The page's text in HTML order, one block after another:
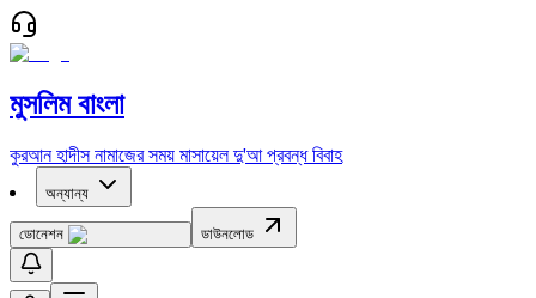
মুসলিম বাংলা
কুরআন হাদীস নামাজের সময় মাসায়েল দু'আ প্রবন্ধ বিবাহ
অন্যান্য
ডোনেশন ডাউনলোড